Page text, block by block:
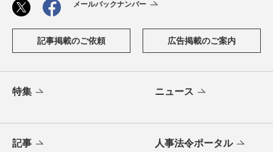
労務管理から戦略人事、日常業務からキャリアパス、HRテ